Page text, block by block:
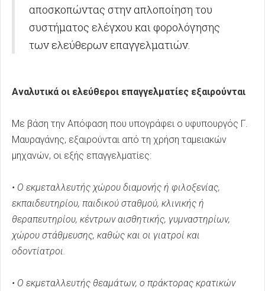
αποσκοπώντας στην απλοποίηση του
συστήματος ελέγχου και φορολόγησης
των ελεύθερων επαγγελματιών.
Αναλυτικά οι ελεύθεροι επαγγελματίες εξαιρούνται
Με βάση την Απόφαση που υπογράφει ο υφυπουργός Γ.
Μαυραγάνης, εξαιρούνται από τη χρήση ταμειακών
μηχανών, οι εξής επαγγελματίες:
• Ο εκμεταλλευτής χώρου διαμονής ή φιλοξενίας,
εκπαιδευτηρίου, παιδικού σταθμού, κλινικής ή
θεραπευτηρίου, κέντρων αισθητικής, γυμναστηρίων,
χώρου στάθμευσης, καθώς και οι γιατροί και
οδοντίατροι.
• Ο εκμεταλλευτής θεαμάτων, ο πράκτορας κρατικών